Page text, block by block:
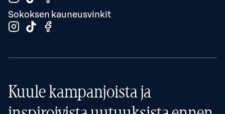
Sokoksen kauneusvinkit
Kuule kampanjoista ja